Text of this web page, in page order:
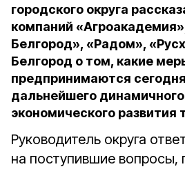
городского округа
компаний
Белгород», «Радом»,
Белгород о том, какие
предпринимаются
дальнейшего
экономического развития
Руководитель округа
на поступившие вопросы,